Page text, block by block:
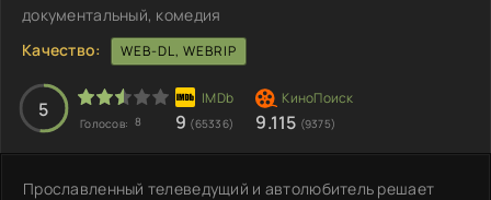
документальный, комедия
Качество:
WEB-DL, WEBRIP
5
Голосов: 8 9 (65336) 9.115 (9375)
Прославленный телеведущий и автолюбитель решает